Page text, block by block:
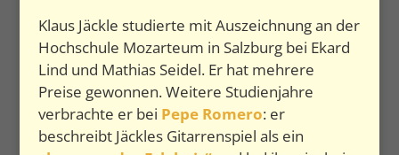
Klaus Jäckle studierte mit Auszeichnung an der
Hochschule Mozarteum in Salzburg bei Ekard
Lind und Mathias Seidel. Er hat mehrere
Preise gewonnen. Weitere Studienjahre
verbrachte er bei Pepe Romero: er
beschreibt Jäckles Gitarrenspiel als ein